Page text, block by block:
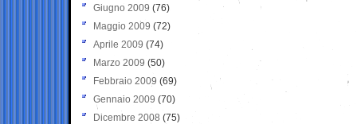
Giugno 2009 (76)
Maggio 2009 (72)
Aprile 2009 (74)
Marzo 2009 (50)
Febbraio 2009 (69)
Gennaio 2009 (70)
Dicembre 2008 (75)